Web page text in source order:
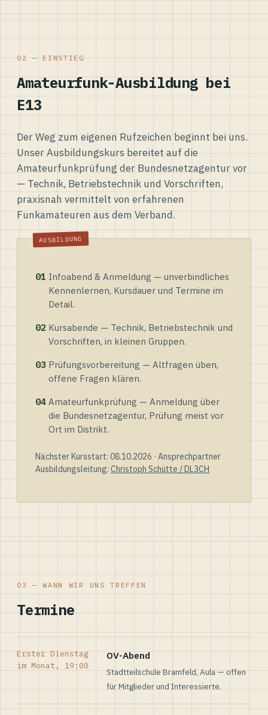
02 — EINSTIEG
Amateurfunk-Ausbildung bei
E13
Der Weg zum eigenen Rufzeichen beginnt bei uns.
Unser Ausbildungskurs bereitet auf die
Amateurfunkprüfung der Bundesnetzagentur vor
— Technik, Betriebstechnik und Vorschriften,
praxisnah vermittelt von erfahrenen
Funkamateuren aus dem Verband.
01 Infoabend & Anmeldung — unverbindliches
Kennenlernen, Kursdauer und Termine im
Detail.
02 Kursabende — Technik, Betriebstechnik und
Vorschriften, in kleinen Gruppen.
03 Prüfungsvorbereitung — Altfragen üben,
offene Fragen klären.
04 Amateurfunkprüfung — Anmeldung über
die Bundesnetzagentur, Prüfung meist vor
Ort im Distrikt.
Nächster Kursstart: 08.10.2026 · Ansprechpartner
Ausbildungsleitung: Christoph Schütte / DL3CH
03 — WANN WIR UNS TREFFEN
Termine
Erster Dienstag
im Monat, 19:00
OV-Abend
Stadtteilschule Bramfeld, Aula — offen
für Mitglieder und Interessierte.